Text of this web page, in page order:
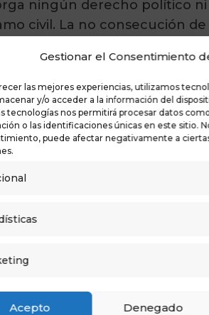
Gestionar el Consentimiento
las mejores experiencias, utilizamos
y/o acceder a la información del
tecnologías nos permitirá procesar datos
o las identificaciones únicas en este sitio.
puede afectar negativamente a
Acepto Denegado
ningún derecho político
civil. La no consecución
en la misma cuenta
suscriptora tendrá la
desee que se realice la
de la subvención para
la organización política
subvención.
no serán reembolsables de